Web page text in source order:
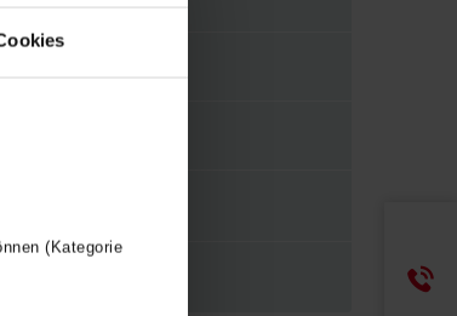
(Kategorie